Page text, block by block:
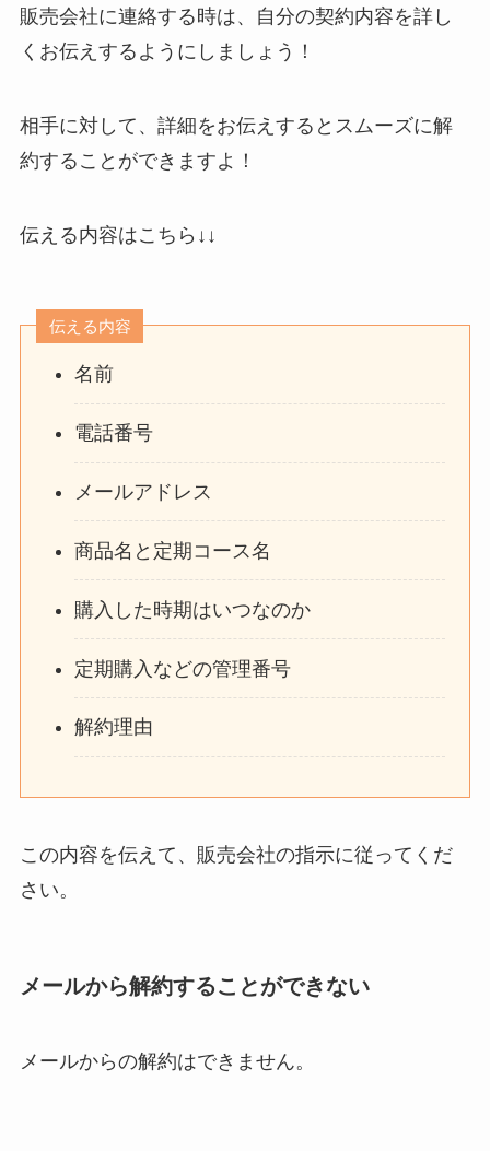
販売会社に連絡する時は、自分の契約内容を詳し
くお伝えするようにしましょう！
相手に対して、詳細をお伝えするとスムーズに解
約することができますよ！
伝える内容はこちら↓↓
伝える内容
名前
電話番号
メールアドレス
商品名と定期コース名
購入した時期はいつなのか
定期購入などの管理番号
解約理由
この内容を伝えて、販売会社の指示に従ってくだ
さい。
メールから解約することができない
メールからの解約はできません。